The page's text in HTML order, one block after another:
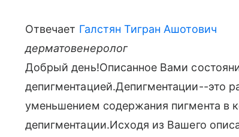
Отвечает Галстян Тигран Ашотович
дерматовенеролог
Добрый день!Описанное Вами
депигментацией.Депигментации--это
уменьшением содержания пигмента в
депигментации.Исходя из Вашего